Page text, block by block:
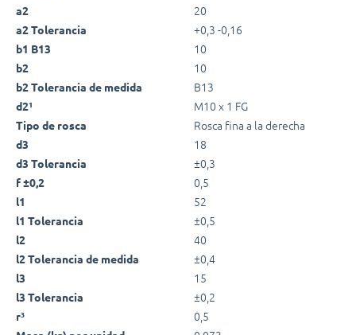
a2 20
a2 Tolerancia +0,3 -0,16
b1 B13 10
b2 10
b2 Tolerancia de medida B13
d2¹ M10 x 1 FG
Tipo de rosca Rosca fina a la derecha
d3 18
d3 Tolerancia ±0,3
f ±0,2 0,5
l1 52
l1 Tolerancia ±0,5
l2 40
l2 Tolerancia de medida ±0,4
l3 15
l3 Tolerancia ±0,2
r³ 0,5